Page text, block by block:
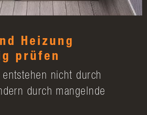
Heizung
prüfen
nicht durch
durch mangelnde